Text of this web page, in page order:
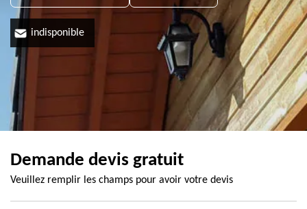
indisponible
Demande devis gratuit
Veuillez remplir les champs pour avoir votre devis